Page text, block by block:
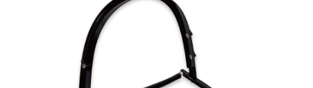
１．透過由恩沛科技股份有限公司提供之「AFTEE先享後付」服務完成之交
易，需依本服務之必要範圍內提供個人資料，並將交易相關給付款項請求債
權轉讓予恩沛科技股份有限公司。
２．關於個人資料處理事宜，請瀏覽以下網址：
https://aftee.tw/terms/#terms3
一般地區宅配<如偏遠地區會員請勿選擇一般宅配，請點選其他選項
內「偏遠地區宅配」>
每筆NT$90，滿NT$2,000(含以上)免運費
🚚偏遠地區宅配<請務必選擇此配送方式，偏遠地區可參照『首頁→